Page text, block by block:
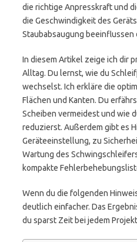
die richtige Anpresskraft und
die Geschwindigkeit des
Staubabsaugung beeinflussen
In diesem Artikel zeige ich dir
Alltag. Du lernst, wie du
wechselst. Ich erkläre die
Flächen und Kanten. Du
Scheiben vermeidest und wie
reduzierst. Außerdem gibt es
Geräteeinstellung, zu
Wartung des
kompakte
Wenn du die folgenden
deutlich einfacher. Das
du sparst Zeit bei jedem